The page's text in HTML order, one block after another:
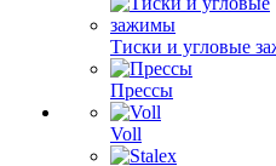
Тиски и угловые
Прессы
Voll